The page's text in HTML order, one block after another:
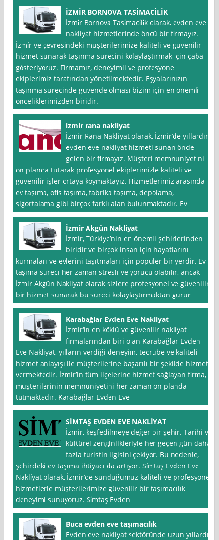
İZMİR BORNOVA TASİMACİLİK
İzmi̇r Bornova Tasi̇maci̇li̇k olarak, evden eve
nakliyat hizmetlerinde öncü bir firmayız.
İzmi̇r ve çevresindeki müşterilerimize kaliteli ve güvenilir
hizmet sunarak taşınma sürecini kolaylaştırmak için çaba
gösteriyoruz. Firmamız, deneyimli ve profesyonel
ekiplerimiz tarafından yönetilmektedir. Eşyalarınızın
taşınma sürecinde güvende olması bizim için en önemli
önceliklerimizden biridir.
izmir rana nakliyat
İzmir Rana Nakliyat olarak, İzmir’de yıllardır
evden eve nakliyat hizmeti sunan önde
gelen bir firmayız. Müşteri memnuniyetini
ön planda tutarak profesyonel ekiplerimizle kaliteli ve
güvenilir işler ortaya koymaktayız. Hizmetlerimiz arasında
ev taşıma, ofis taşıma, fabrika taşıma, depolama,
sigortalama gibi birçok farklı alan bulunmaktadır. Ev
İzmir Akgün Nakliyat
İzmir, Türkiye’nin en önemli şehirlerinden
biridir ve birçok insan için hayatlarını
kurmaları ve evlerini taşıtmaları için popüler bir yerdir. Ev
taşıma süreci her zaman stresli ve yorucu olabilir, ancak
İzmir Akgün Nakliyat olarak sizlere profesyonel ve güvenilir
bir hizmet sunarak bu süreci kolaylaştırmaktan gurur
Karabağlar Evden Eve Nakliyat
İzmir‘in en köklü ve güvenilir nakliyat
firmalarından biri olan Karabağlar Evden
Eve Nakliyat, yılların verdiği deneyim, tecrübe ve kaliteli
hizmet anlayışı ile müşterilerine başarılı bir şekilde hizmet
vermektedir. İzmir’in tüm ilçelerine hizmet sağlayan firma,
müşterilerinin memnuniyetini her zaman ön planda
tutmaktadır. Karabağlar Evden Eve
SİMTAŞ EVDEN EVE NAKLİYAT
İzmir, keşfedilmeye değer bir şehir. Tarihi ve
kültürel zenginlikleriyle her geçen gün daha
fazla turistin ilgisini çekiyor. Bu nedenle,
şehirdeki ev taşıma ihtiyacı da artıyor. Si̇mtaş Evden Eve
Nakli̇yat olarak, İzmir’de sunduğumuz kaliteli ve profesyonel
hizmetlerle müşterilerimize güvenilir bir taşımacılık
deneyimi sunuyoruz. Si̇mtaş Evden
Buca evden eve taşımacılık
Evden eve nakliyat sektöründe uzun yıllardır